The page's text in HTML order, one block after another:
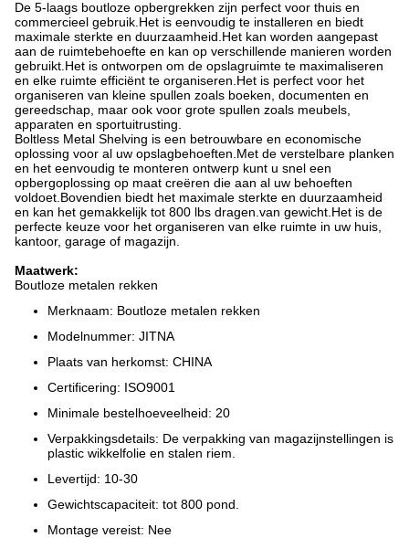
De 5-laags boutloze opbergrekken zijn perfect voor thuis en
commercieel gebruik.Het is eenvoudig te installeren en biedt
maximale sterkte en duurzaamheid.Het kan worden aangepast
aan de ruimtebehoefte en kan op verschillende manieren worden
gebruikt.Het is ontworpen om de opslagruimte te maximaliseren
en elke ruimte efficiënt te organiseren.Het is perfect voor het
organiseren van kleine spullen zoals boeken, documenten en
gereedschap, maar ook voor grote spullen zoals meubels,
apparaten en sportuitrusting.
Boltless Metal Shelving is een betrouwbare en economische
oplossing voor al uw opslagbehoeften.Met de verstelbare planken
en het eenvoudig te monteren ontwerp kunt u snel een
opbergoplossing op maat creëren die aan al uw behoeften
voldoet.Bovendien biedt het maximale sterkte en duurzaamheid
en kan het gemakkelijk tot 800 lbs dragen.van gewicht.Het is de
perfecte keuze voor het organiseren van elke ruimte in uw huis,
kantoor, garage of magazijn.
Maatwerk:
Boutloze metalen rekken
Merknaam: Boutloze metalen rekken
Modelnummer: JITNA
Plaats van herkomst: CHINA
Certificering: ISO9001
Minimale bestelhoeveelheid: 20
Verpakkingsdetails: De verpakking van magazijnstellingen is
plastic wikkelfolie en stalen riem.
Levertijd: 10-30
Gewichtscapaciteit: tot 800 pond.
Montage vereist: Nee